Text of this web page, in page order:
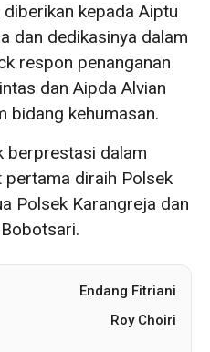
kepada Aiptu
dan dedikasinya dalam
respon penanganan
dan Aipda Alvian
bidang kehumasan.
berprestasi dalam
diraih Polsek
Polsek Karangreja dan
Endang Fitriani
Roy Choiri